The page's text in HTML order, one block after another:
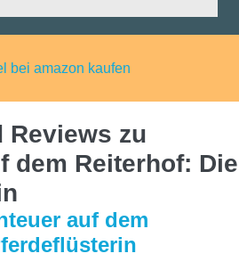
bei amazon kaufen
Reviews zu
dem Reiterhof: Die
auf dem